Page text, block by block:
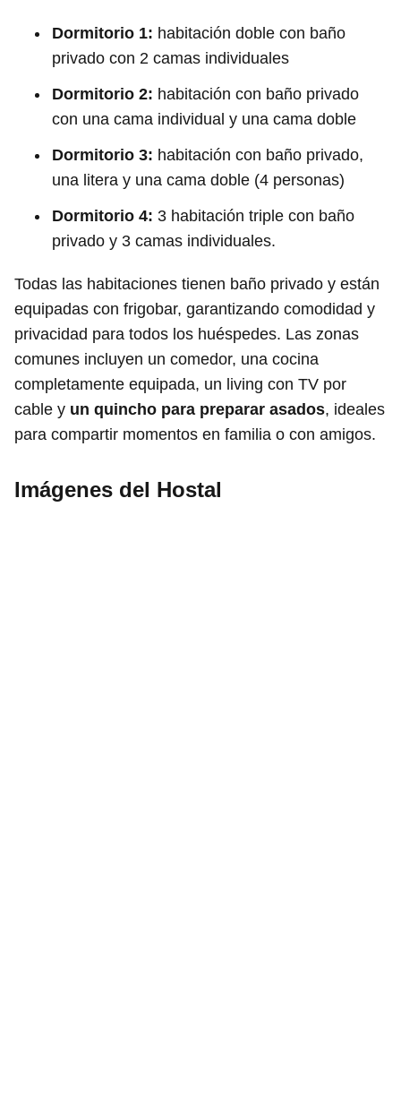
Dormitorio 1: habitación doble con baño
privado con 2 camas individuales
Dormitorio 2: habitación con baño privado
con una cama individual y una cama doble
Dormitorio 3: habitación con baño privado,
una litera y una cama doble (4 personas)
Dormitorio 4: 3 habitación triple con baño
privado y 3 camas individuales.
Todas las habitaciones tienen baño privado y están
equipadas con frigobar, garantizando comodidad y
privacidad para todos los huéspedes. Las zonas
comunes incluyen un comedor, una cocina
completamente equipada, un living con TV por
cable y un quincho para preparar asados, ideales
para compartir momentos en familia o con amigos.
Imágenes del Hostal